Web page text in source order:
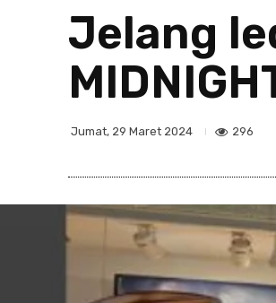
Jelang
Jumat, 29 Maret 2024 296